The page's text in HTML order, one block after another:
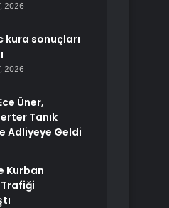
2026
kura sonuçları
2026
Üner,
Tanık
Adliyeye Geldi
Kurban
Trafiği